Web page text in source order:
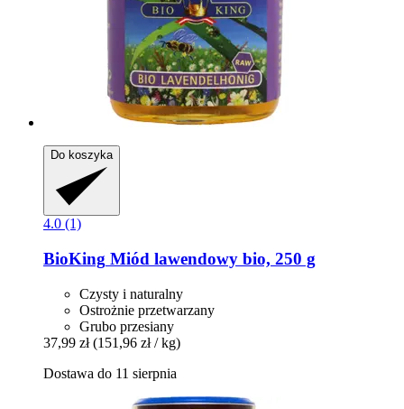
Do koszyka
4.0 (1)
BioKing Miód lawendowy bio, 250 g
Czysty i naturalny
Ostrożnie przetwarzany
Grubo przesiany
37,99 zł (151,96 zł / kg)
Dostawa do 11 sierpnia